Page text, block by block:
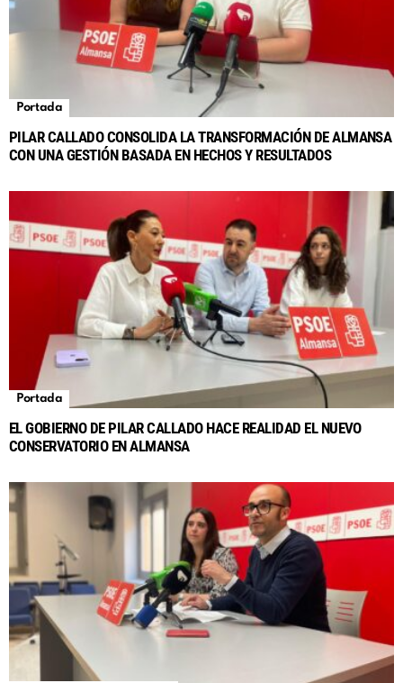
Portada
PILAR CALLADO CONSOLIDA LA TRANSFORMACIÓN DE ALMANSA
CON UNA GESTIÓN BASADA EN HECHOS Y RESULTADOS
Portada
EL GOBIERNO DE PILAR CALLADO HACE REALIDAD EL NUEVO
CONSERVATORIO EN ALMANSA